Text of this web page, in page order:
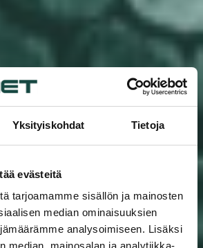
Yksityiskohdat Tietoja
evästeitä
tarjoamamme sisällön ja mainosten
median ominaisuuksien
analysoimiseen. Lisäksi
median, mainosalan ja analytiikka-